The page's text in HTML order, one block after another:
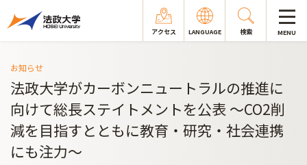
アクセス LANGUAGE 検索 MENU
お知らせ
法政大学がカーボンニュートラルの推進に
向けて総長ステイトメントを公表 ～CO2削
減を目指すとともに教育・研究・社会連携
にも注力～